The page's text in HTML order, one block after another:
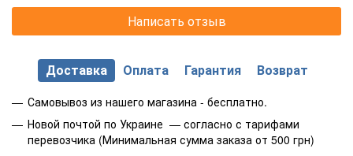
Написать отзыв
Доставка Оплата Гарантия Возврат
Самовывоз из нашего магазина - бесплатно.
Новой почтой по Украине — согласно с тарифами
перевозчика (Минимальная сумма заказа от 500 грн)